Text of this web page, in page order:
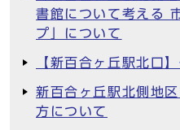
書館について考える
プ」について
【新百合ヶ丘駅北口
新百合ヶ丘駅北側地
方について